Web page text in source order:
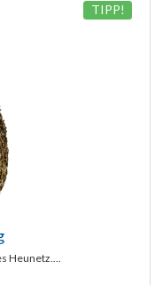
TIPP!
Heunetz....